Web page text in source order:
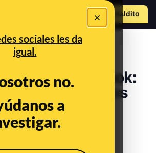
×
sociales les da
igual.
no.
a
Hazte Maldito
en Facebook:
el filtro de los
y cómo los